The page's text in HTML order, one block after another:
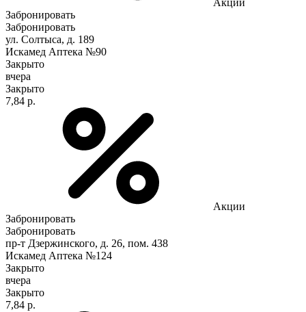
Забронировать
Забронировать
ул. Солтыса, д. 189
Искамед Аптека №90
Закрыто
вчера
Закрыто
7,84 р.
Акции
Забронировать
Забронировать
пр-т Дзержинского, д. 26, пом. 438
Искамед Аптека №124
Закрыто
вчера
Закрыто
7,84 р.